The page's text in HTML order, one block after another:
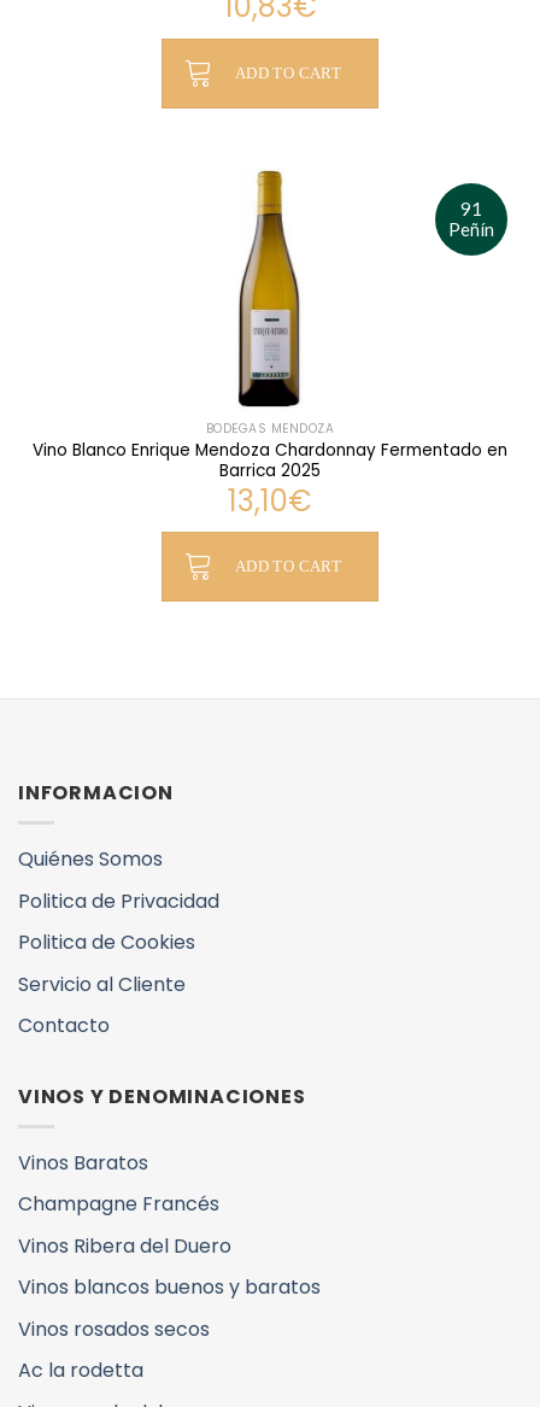
ADD TO CART
91
Peñín
BODEGAS MENDOZA
Vino Blanco Enrique Mendoza Chardonnay Fermentado en
Barrica 2025
13,10€
ADD TO CART
INFORMACION
Quiénes Somos
Politica de Privacidad
Politica de Cookies
Servicio al Cliente
Contacto
VINOS Y DENOMINACIONES
Vinos Baratos
Champagne Francés
Vinos Ribera del Duero
Vinos blancos buenos y baratos
Vinos rosados secos
Ac la rodetta